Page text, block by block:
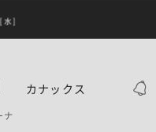
[水]
カナックス
ナ